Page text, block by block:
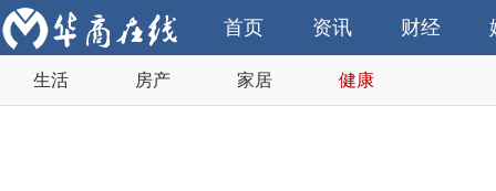
首页 资讯 财经
生活 房产 家居 健康